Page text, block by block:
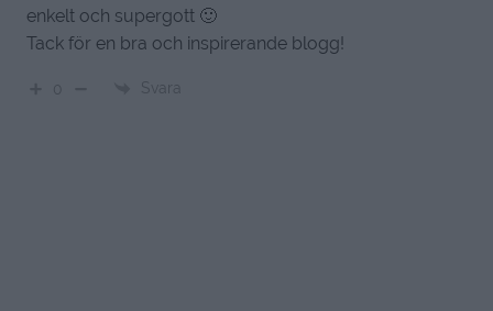
enkelt och supergott 🙂
Tack för en bra och inspirerande blogg!
Svara